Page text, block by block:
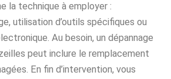
la technique à employer :
utilisation d’outils spécifiques ou
Au besoin, un dépannage
peut inclure le remplacement
En fin d’intervention, vous